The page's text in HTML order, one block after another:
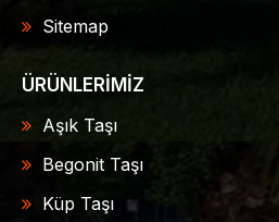
Sitemap
ÜRÜNLERİMİZ
Aşık Taşı
Begonit Taşı
Küp Taşı